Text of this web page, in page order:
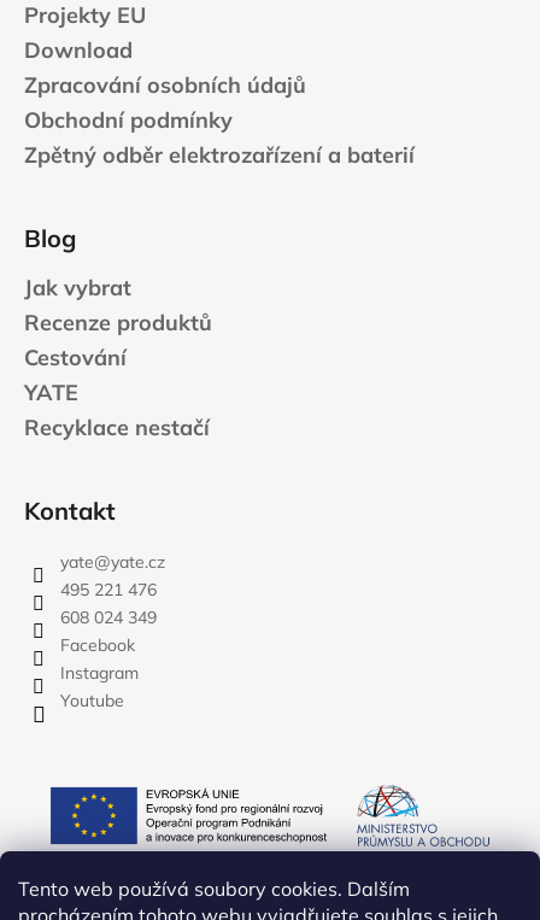
Tento web používá soubory cookies. Dalším
procházením tohoto webu vyjadřujete souhlas s jejich
Projekty EU
Download
Zpracování osobních údajů
Obchodní podmínky
Zpětný odběr elektrozařízení a baterií
Blog
Jak vybrat
Recenze produktů
Cestování
YATE
Recyklace nestačí
Kontakt
yate@yate.cz
495 221 476
608 024 349
Facebook
Instagram
Youtube